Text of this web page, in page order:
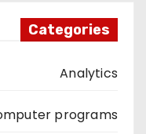
Categories
Analytics
programs